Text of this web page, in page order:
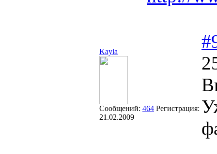
Kayla
Сообщений: 464 Регистрация:
21.02.2009